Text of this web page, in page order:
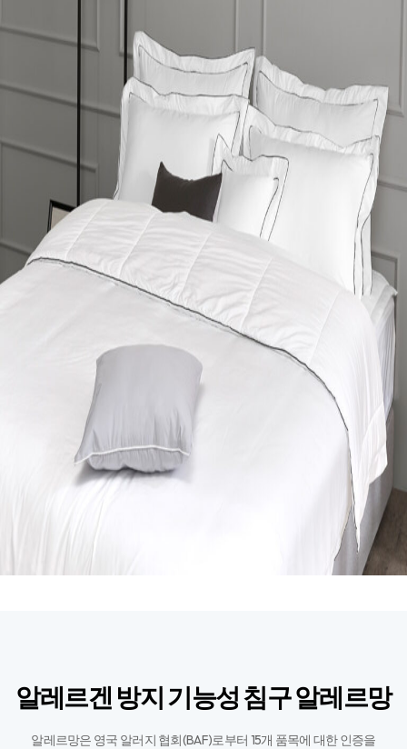
알레르겐 방지 기능성 침구 알레르망
알레르망은 영국 알러지 협회(BAF)로부터 15개 품목에 대한 인증을